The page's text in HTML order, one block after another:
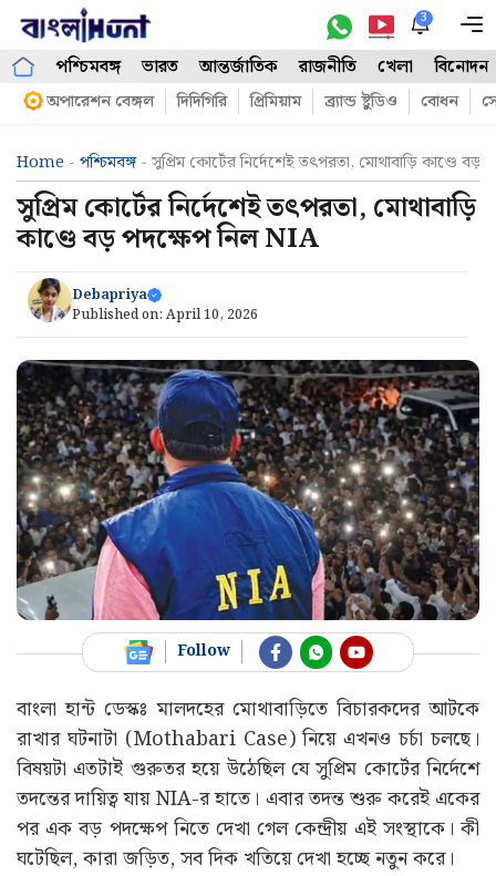
Skip
content
3
পশ্চিমবঙ্গ ভারত আন্তর্জাতিক রাজনীতি খেলা বিনোদন
অপারেশন বেঙ্গল দিদিগিরি প্রিমিয়াম ব্র্যান্ড ষ্টুডিও বোধন
Home - পশ্চিমবঙ্গ- সুপ্রিম কোর্টের নির্দেশেই তৎপরতা, মোথাবাড়ি কাণ্ডে
সুপ্রিম কোর্টের নির্দেশেই তৎপরতা, মোথাবাড়ি
কাণ্ডে বড় পদক্ষেপ নিল NIA
Debapriya
Published on: April 10, 2026
Follow
বাংলা হান্ট ডেস্কঃ মালদহের মোথাবাড়িতে বিচারকদের আটকে
রাখার ঘটনাটা (Mothabari Case) নিয়ে এখনও চর্চা চলছে।
বিষয়টা এতটাই গুরুতর হয়ে উঠেছিল যে সুপ্রিম কোর্টের নির্দেশে
তদন্তের দায়িত্ব যায় NIA-র হাতে। এবার তদন্ত শুরু করেই একের
পর এক বড় পদক্ষেপ নিতে দেখা গেল কেন্দ্রীয় এই সংস্থাকে। কী
ঘটেছিল, কারা জড়িত, সব দিক খতিয়ে দেখা হচ্ছে নতুন করে।